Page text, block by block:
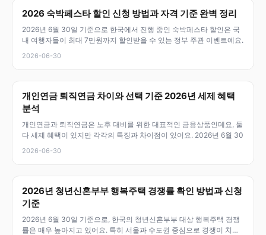
2026 숙박페스타 할인 신청 방법과 자격 기준 완벽 정리
2026년 6월 30일 기준으로 한국에서 진행 중인 숙박페스타 할인은 국
내 여행자들이 최대 7만원까지 할인받을 수 있는 정부 주관 이벤트예요.
2026-06-30
개인연금 퇴직연금 차이와 선택 기준 2026년 세제 혜택
분석
개인연금과 퇴직연금은 노후 대비를 위한 대표적인 금융상품인데요, 둘
다 세제 혜택이 있지만 각각의 특징과 차이점이 있어요. 2026년 6월 30
2026-06-30
2026년 청년신혼부부 행복주택 경쟁률 확인 방법과 신청
기준
2026년 6월 30일 기준으로, 한국의 청년신혼부부 대상 행복주택 경쟁
률은 매우 높아지고 있어요. 특히 서울과 수도권 중심으로 경쟁이 치열